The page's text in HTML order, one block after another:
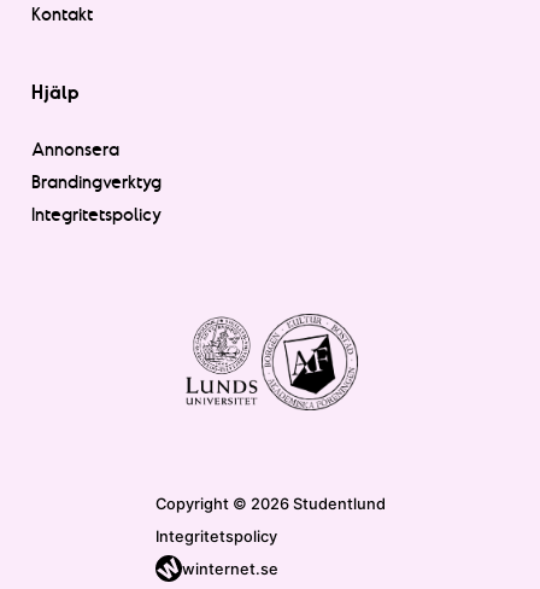
Kontakt
Hjälp
Annonsera
Brandingverktyg
Integritetspolicy
Copyright © 2026 Studentlund
Integritetspolicy
winternet.se